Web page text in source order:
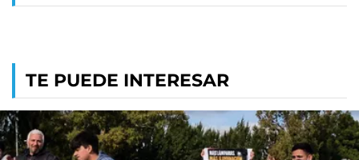
TE PUEDE INTERESAR